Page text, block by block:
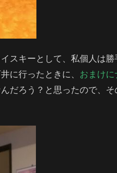
スキーとして、私個人は勝
に行ったときに、 おまけ
だろう？と思ったので、